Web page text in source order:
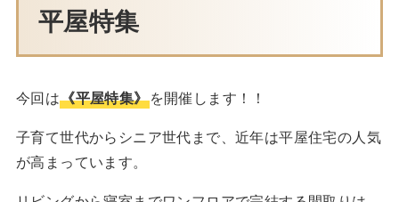
平屋特集
今回は《平屋特集》を開催します！！
子育て世代からシニア世代まで、近年は平屋住宅の人気
が高まっています。